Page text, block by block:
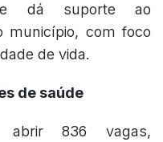
e dá suporte ao
município, com foco
de vida.
de saúde
abrir 836 vagas,